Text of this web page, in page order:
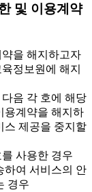
및 이용계약
을 해지하고자
정보원에 해지
음 각 호에 해당
용계약을 해지하
스 제공을 중지할
사용한 경우
하여 서비스의 안
경우